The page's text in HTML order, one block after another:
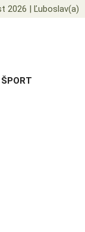
2026 | Ľuboslav(a)
ŠPORT